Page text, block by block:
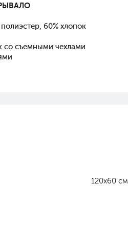
60% хлопок
со съемными чехлами
120х60 см